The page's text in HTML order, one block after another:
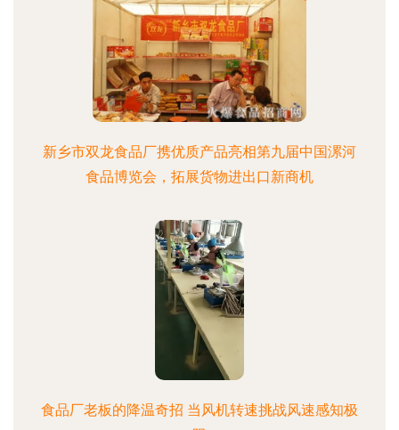
新乡市双龙食品厂携优质产品亮相第九届中国漯河
食品博览会，拓展货物进出口新商机
食品厂老板的降温奇招 当风机转速挑战风速感知极